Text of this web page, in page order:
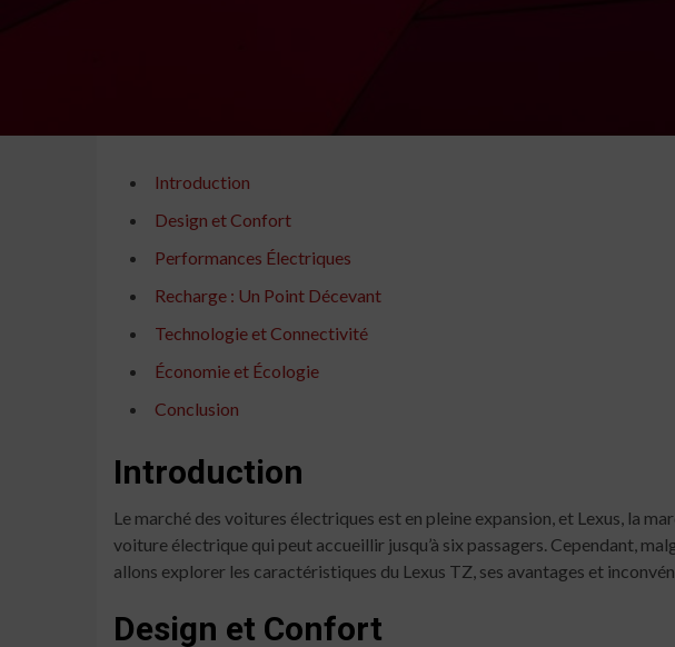
Introduction
Design et Confort
Performances Électriques
Recharge : Un Point Décevant
Technologie et Connectivité
Économie et Écologie
Conclusion
Introduction
Le marché des voitures électriques est en pleine expansion, et Lexus, la
voiture électrique qui peut accueillir jusqu’à six passagers. Cependant,
allons explorer les caractéristiques du Lexus TZ, ses avantages et
Design et Confort